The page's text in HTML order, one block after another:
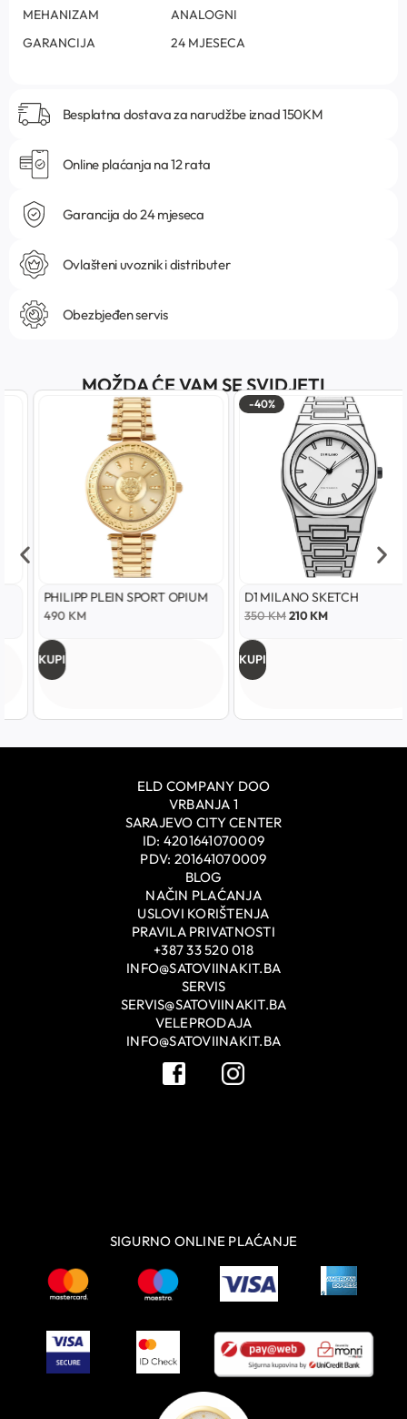
MEHANIZAM
ANALOGNI
GARANCIJA
24 MJESECA
Besplatna dostava za narudžbe iznad 150KM
Online plaćanja na 12 rata
Garancija do 24 mjeseca
Ovlašteni uvoznik i distributer
Obezbjeđen servis
MOŽDA ĆE VAM SE SVIDJETI
PHILIPP PLEIN SPORT OPIUM
KM
-40%
D1 MILANO SKETCH
KM210KM
ELD COMPANY DOO
VRBANJA 1
SARAJEVO CITY CENTER
ID: 4201641070009
PDV: 201641070009
BLOG
NAČIN PLAĆANJA
USLOVI KORIŠTENJA
PRAVILA PRIVATNOSTI
+387 33 520 018
INFO@SATOVIINAKIT.BA
SERVIS
SERVIS@SATOVIINAKIT.BA
VELEPRODAJA
INFO@SATOVIINAKIT.BA
SIGURNO ONLINE PLAĆANJE